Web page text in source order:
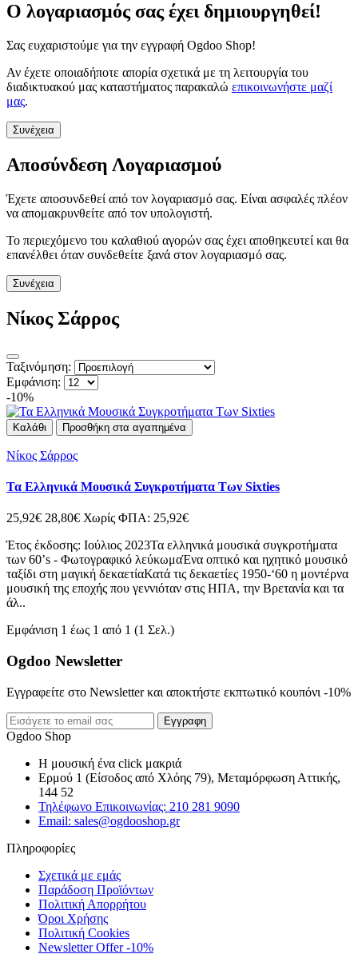
Ο λογαριασμός σας έχει δημιουργηθεί!
Σας ευχαριστούμε για την εγγραφή Ogdoo Shop!
Αν έχετε οποιαδήποτε απορία σχετικά με τη λειτουργία του
διαδικτυακού μας καταστήματος παρακαλώ επικοινωνήστε μαζί
μας.
Συνέχεια
Αποσύνδεση Λογαριασμού
Έχετε αποσυνδεθεί από τον λογαριασμό σας. Είναι ασφαλές πλέον
να απομακρυνθείτε από τον υπολογιστή.
Το περιεχόμενο του καλαθιού αγορών σας έχει αποθηκευτεί και θα
επανέλθει όταν συνδεθείτε ξανά στον λογαριασμό σας.
Συνέχεια
Νίκος Σάρρος
Ταξινόμηση:
Εμφάνιση:
-10%
Καλάθι Προσθήκη στα αγαπημένα
Νίκος Σάρρος
Τα Ελληνικά Μουσικά Συγκροτήματα Των Sixties
25,92€ 28,80€ Χωρίς ΦΠΑ: 25,92€
Έτος έκδοσης: Ιούλιος 2023Τα ελληνικά μουσικά συγκροτήματα
των 60’s - Φωτογραφικό λεύκωμαΈνα οπτικό και ηχητικό μουσικό
ταξίδι στη μαγική δεκαετίαΚατά τις δεκαετίες 1950-‘60 η μοντέρνα
μουσική της εποχής που γεννιόταν στις ΗΠΑ, την Βρετανία και τα
άλ..
Εμφάνιση 1 έως 1 από 1 (1 Σελ.)
Ogdoo Newsletter
Εγγραφείτε στο Newsletter και αποκτήστε εκπτωτικό κουπόνι -10%
Εγγραφη
Ogdoo Shop
Η μουσική ένα click μακριά
Ερμού 1 (Είσοδος από Χλόης 79), Μεταμόρφωση Αττικής,
144 52
Τηλέφωνο Επικοινωνίας: 210 281 9090
Email: sales@ogdooshop.gr
Πληροφορίες
Σχετικά με εμάς
Παράδοση Προϊόντων
Πολιτική Απορρήτου
Όροι Χρήσης
Πολιτική Cookies
Newsletter Offer -10%